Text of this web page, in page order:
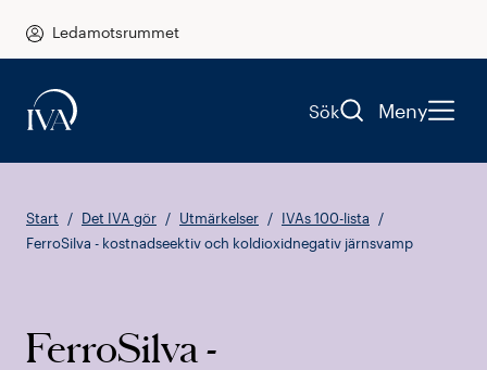
Ledamotsrummet
Sök Meny
Start Det IVA gör Utmärkelser
IVAs 100-lista
FerroSilva - kostnadseektiv och koldioxidnegativ järnsvamp
FerroSilva -